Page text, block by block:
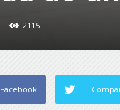
2115